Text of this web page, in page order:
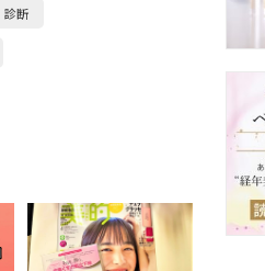
診断